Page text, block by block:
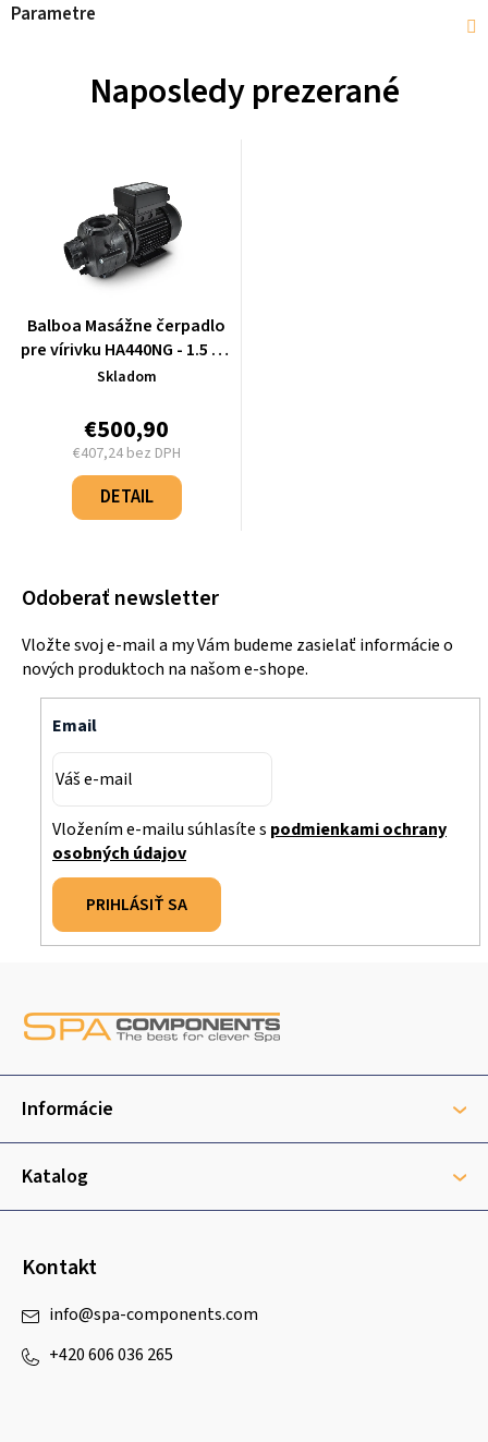
Parametre
Naposledy prezerané
Balboa Masážne čerpadlo
pre vírivku HA440NG - 1.5 HP
(2-Speed) - 1023024
Skladom
€500,90
€407,24 bez DPH
Jednotková
cena:
DETAIL
Odoberať newsletter
Vložte svoj e-mail a my Vám budeme zasielať informácie o
nových produktoch na našom e-shope.
Email
Vložením e-mailu súhlasíte s podmienkami ochrany
osobných údajov
PRIHLÁSIŤ SA
ä
i
Informácie
Katalog
Kontakt
info@spa-components.com
+420 606 036 265